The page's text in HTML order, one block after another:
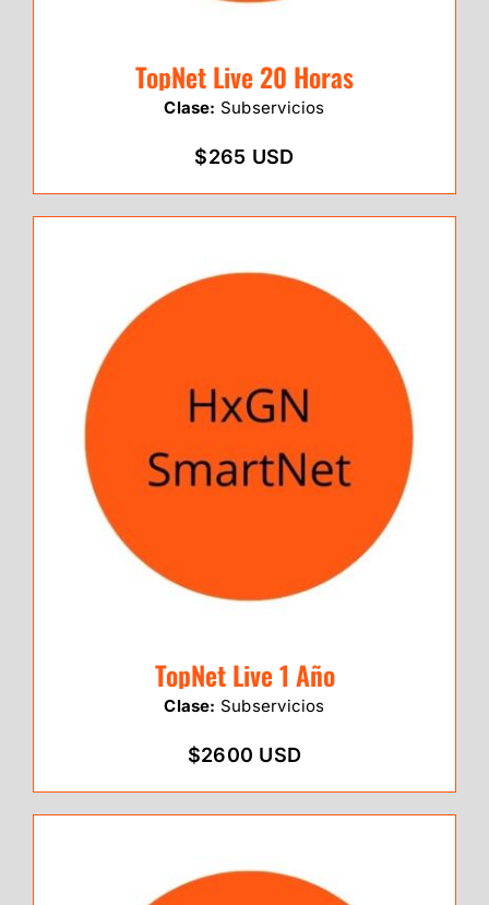
TopNet Live 20 Horas
Clase: Subservicios
$265 USD
TopNet Live 1 Año
Clase: Subservicios
$2600 USD